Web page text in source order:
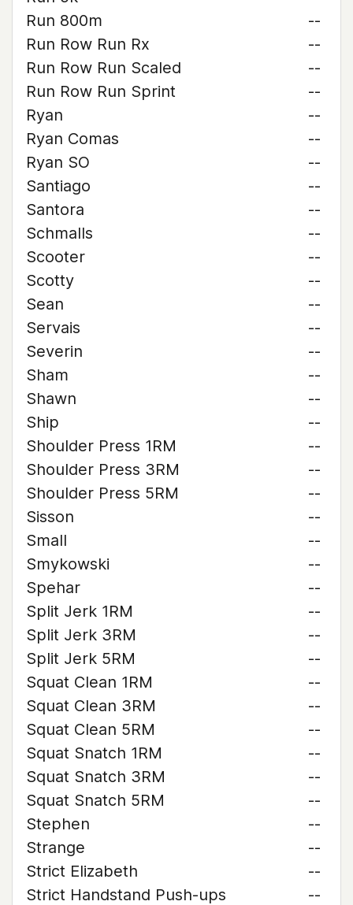
Run 800m
--
Run Row Run Rx
--
Run Row Run Scaled
--
Run Row Run Sprint
--
Ryan
--
Ryan Comas
--
Ryan SO
--
Santiago
--
Santora
--
Schmalls
--
Scooter
--
Scotty
--
Sean
--
Servais
--
Severin
--
Sham
--
Shawn
--
Ship
--
Shoulder Press 1RM
--
Shoulder Press 3RM
--
Shoulder Press 5RM
--
Sisson
--
Small
--
Smykowski
--
Spehar
--
Split Jerk 1RM
--
Split Jerk 3RM
--
Split Jerk 5RM
--
Squat Clean 1RM
--
Squat Clean 3RM
--
Squat Clean 5RM
--
Squat Snatch 1RM
--
Squat Snatch 3RM
--
Squat Snatch 5RM
--
Stephen
--
Strange
--
Strict Elizabeth
--
Strict Handstand Push-ups
--